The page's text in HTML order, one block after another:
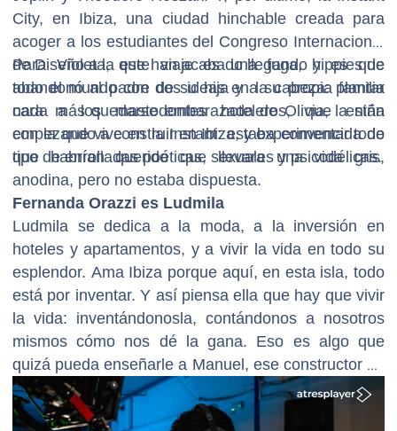
City, en Ibiza, una ciudad hinchable creada para
acoger a los estudiantes del Congreso Internacional
de Diseño a la que han acabado llegando hippies de
todo el mundo con dos ideas en la cabeza: plantar
cara a los mastodontes hoteleros, que están
empezando a construir en Ibiza, y experimentar todo
tipo de enrolladas poéticas, sexuales y psicodélicas.
Para Violeta, este viaje es una fuga, y es que
abandonó al padre de su hija y a su propia familia
nada más quedarse embarazada de Olivia, la niña
con la que vive en la Instant: estaba convencida de
que habrían querido que llevara una vida gris,
anodina, pero no estaba dispuesta.
Fernanda Orazzi es Ludmila
Ludmila se dedica a la moda, a la inversión en
hoteles y apartamentos, y a vivir la vida en todo su
esplendor. Ama Ibiza porque aquí, en esta isla, todo
está por inventar. Y así piensa ella que hay que vivir
la vida: inventándonosla, contándonos a nosotros
mismos cómo nos dé la gana. Eso es algo que
quizá pueda enseñarle a Manuel, ese constructor de
Valencia con el que ha empezado a trabajar: en
Ibiza todo el mundo puede ser quien quiera.